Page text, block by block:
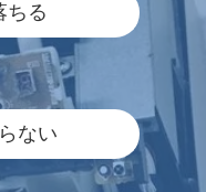
ちる
ない